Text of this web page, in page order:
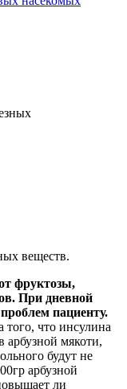
веществ.
фруктозы,
При дневной
пациенту.
того, что инсулина
арбузной мякоти,
будут не
арбузной
ли